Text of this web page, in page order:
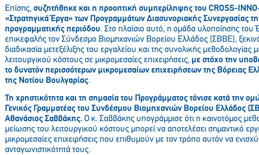
Επίσης, συζητήθηκε και η προοπτική συμπερίληψης του CROSS-
«Στρατηγικά Έργα» των Προγραμμάτων Διασυνοριακής Συνεργασίας
προγραμματικής περιόδου. Στο πλαίσιο αυτό, η ομάδα υλοποίησης του
επικεφαλής τον Σύνδεσμο Βιομηχανιών Βορείου Ελλάδος (ΣΒΒΕ),
διαδικασία μετεξέλιξης του εργαλείου και της συνολικής μεθοδολογίας
λειτουργικού κόστους σε μικρομεσαίες επιχειρήσεις, με στόχο την
το δυνατόν περισσότερων μικρομεσαίων επιχειρήσεων της Βόρειας
της Νοτίου Βουλγαρίας.
Τη χρηστικότητα και τη σημασία του Προγράμματος τόνισε κατά την
Γενικός Γραμματέας του Συνδέσμου Βιομηχανιών Βορείου Ελλάδος
Αθανάσιος Σαββάκης. Ο κ. Σαββάκης υπογράμμισε ότι η καινοτόμος
μείωσης του λειτουργικού κόστους μπορεί να αποτελέσει σημαντικό
μικρομεσαίες επιχειρήσεις που επιθυμούν με τον τρόπο αυτόν να
ανταγωνιστικότητά τους.